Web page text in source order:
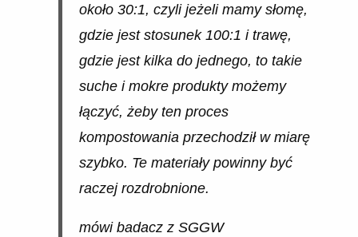
około 30:1, czyli jeżeli mamy słomę,
gdzie jest stosunek 100:1 i trawę,
gdzie jest kilka do jednego, to takie
suche i mokre produkty możemy
łączyć, żeby ten proces
kompostowania przechodził w miarę
szybko. Te materiały powinny być
raczej rozdrobnione.
mówi badacz z SGGW